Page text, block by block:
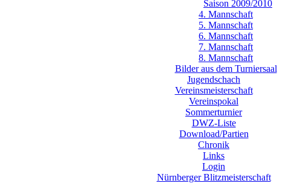
Saison 2009/2010
4. Mannschaft
5. Mannschaft
6. Mannschaft
7. Mannschaft
8. Mannschaft
Bilder aus dem Turniersaal
Jugendschach
Vereinsmeisterschaft
Vereinspokal
Sommerturnier
DWZ-Liste
Download/Partien
Chronik
Links
Login
Nürnberger Blitzmeisterschaft